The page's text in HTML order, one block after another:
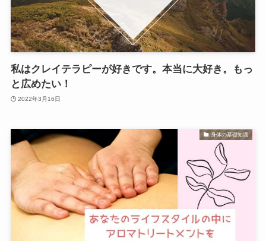
私はクレイテラピーが好きです。本当に大好き。もっ
と広めたい！
2022年3月16日
身体の基礎知識